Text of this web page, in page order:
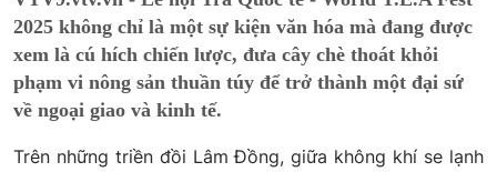
2025 không chỉ là một sự kiện văn hóa mà đang được
xem là cú hích chiến lược, đưa cây chè thoát khỏi
phạm vi nông sản thuần túy để trở thành một đại sứ
về ngoại giao và kinh tế.
Trên những triền đồi Lâm Đồng, giữa không khí se lạnh